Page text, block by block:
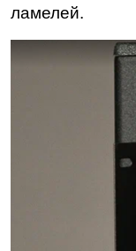
ламелей.